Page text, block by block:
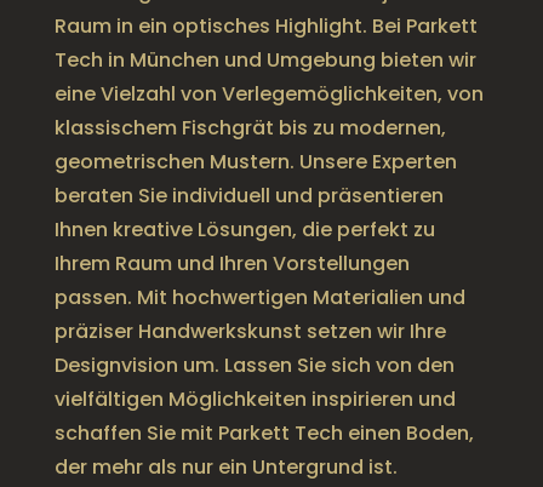
Raum in ein optisches Highlight. Bei Parkett
Tech in München und Umgebung bieten wir
eine Vielzahl von Verlegemöglichkeiten, von
klassischem Fischgrät bis zu modernen,
geometrischen Mustern. Unsere Experten
beraten Sie individuell und präsentieren
Ihnen kreative Lösungen, die perfekt zu
Ihrem Raum und Ihren Vorstellungen
passen. Mit hochwertigen Materialien und
präziser Handwerkskunst setzen wir Ihre
Designvision um. Lassen Sie sich von den
vielfältigen Möglichkeiten inspirieren und
schaffen Sie mit Parkett Tech einen Boden,
der mehr als nur ein Untergrund ist.